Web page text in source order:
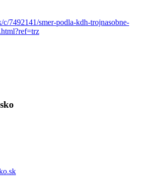
c/7492141/smer-podla-kdh-trojnasobne-